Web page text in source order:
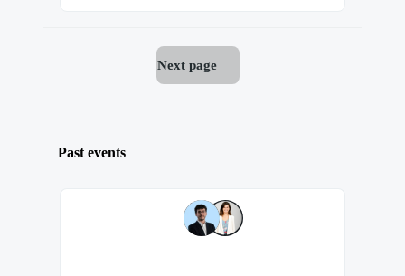
Next page
Past events